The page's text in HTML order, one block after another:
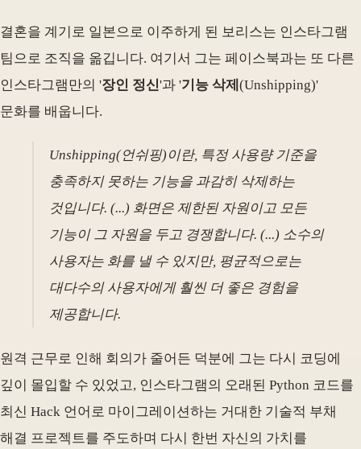
결혼을 계기로 일본으로 이주하게 된 보리스는 인스타그램
팀으로 조직을 옮깁니다. 여기서 그는 페이스북과는 또 다른
인스타그램만의 '장인 정신'과 '기능 삭제 (Unshipping)'
문화를 배웁니다.
Unshipping(언쉬핑)이란, 특정 사용량 기준을
충족하지 못하는 기능을 과감히 삭제하는
것입니다. (...) 화면은 제한된 자원이고 모든
기능이 그 자원을 두고 경쟁합니다. (...) 소수의
사용자는 화를 낼 수 있지만, 평균적으로는
대다수의 사용자에게 훨씬 더 좋은 경험을
제공합니다.
원격 근무로 인해 회의가 줄어든 덕분에 그는 다시 코딩에
깊이 몰입할 수 있었고, 인스타그램의 오래된 Python 코드를
최신 Hack 언어로 마이그레이션하는 거대한 기술적 부채
해결 프로젝트를 주도하며 다시 한번 자신의 가치를